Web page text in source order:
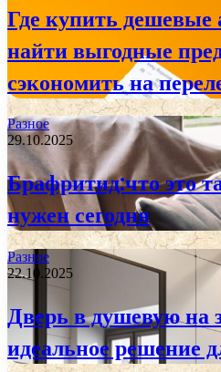
Где купить дешевые
найти выгодные
сэкономить на
Разное
29.10.2025
Брафритид:что это
нужен сегодня
Разное
22.10.2025
Дверь в душевую на
идеальное решение